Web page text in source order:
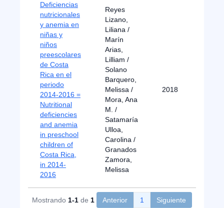
Deficiencias
nutricionales
y anemia en
niñas y
niños
preescolares
de Costa
Rica en el
periodo
2014-2016 =
Nutritional
deficiencies
and anemia
in preschool
children of
Costa Rica,
in 2014-
2016
Reyes
Lizano,
Liliana /
Marín
Arias,
Lilliam /
Solano
Barquero,
Melissa /
Mora, Ana
M. /
Satamaría
Ulloa,
Carolina /
Granados
Zamora,
Melissa
2018
Mostrando 1-1 de 1 Anterior 1 Siguiente